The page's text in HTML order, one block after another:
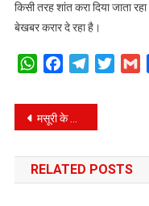
किसी तरह शांत करा दिया जाता
बेखबर करार दे रहा है।
WhatsAppFacebookTelegram
Post
navigation
मसूरी के कैम्पटीफॉल का रौद्र रूप, पुलिस ने सुरक्षा की दृष्टिगत कैम्पटी फाल को कराया खाली
RELATED POSTS